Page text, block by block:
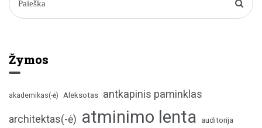
Žymos
akademikas(-ė) Aleksotas antkapinis paminklas
architektas(-ė) atminimo lenta auditorija